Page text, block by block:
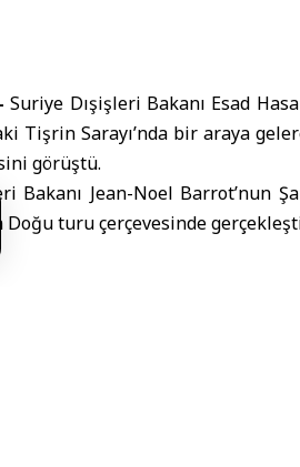
Suriye Dışişleri Bakanı Esad
Tişrin Sarayı’nda bir araya
görüştü.
Bakanı Jean-Noel Barrot’nun
Doğu turu çerçevesinde